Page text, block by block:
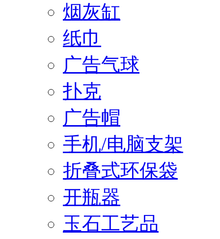
烟灰缸
纸巾
广告气球
扑克
广告帽
手机/电脑支架
折叠式环保袋
开瓶器
玉石工艺品